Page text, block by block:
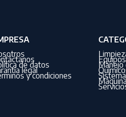
de datos
legal
y condiciones
Manejo